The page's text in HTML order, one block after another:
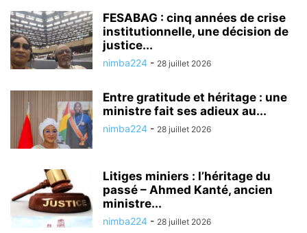
FESABAG : cinq années de crise
institutionnelle, une décision de
justice...
nimba224 - 28 juillet 2026
Entre gratitude et héritage : une
ministre fait ses adieux au...
nimba224 - 28 juillet 2026
Litiges miniers : l’héritage du
passé – Ahmed Kanté, ancien
ministre...
nimba224 - 28 juillet 2026